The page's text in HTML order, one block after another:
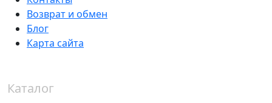
Возврат и обмен
Блог
Карта сайта
Каталог